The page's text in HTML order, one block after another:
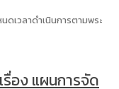
ดเวลาดำเนินการตามพระ
อง แผนการจัด